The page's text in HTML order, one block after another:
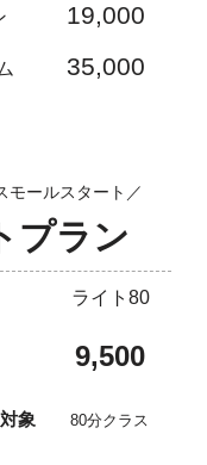
19,000
35,000
モールスタート／
プラン
ライト80
9,500
対象 80分クラス